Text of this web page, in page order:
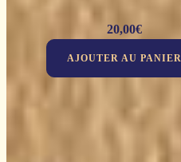
20,00€
AJOUTER AU PANIER